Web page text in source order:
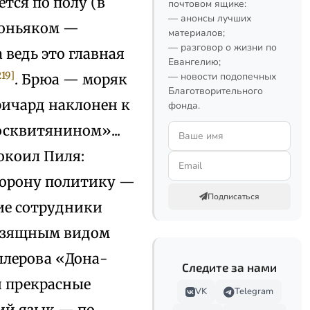
—
это главная
. Брюа — моряк
наклонен к
Пиля:
политику —
сотрудники
видом
«Дона-
прекрасные
почтовом ящике:
— анонсы лучших
материалов;
— разговор о жизни по
Евангелию;
— новости подопечных
Благотворительного
фонда.
Подписаться
Следите за нами
VK
Telegram